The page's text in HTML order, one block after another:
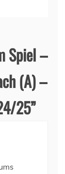
Spiel –
(A) –
25”